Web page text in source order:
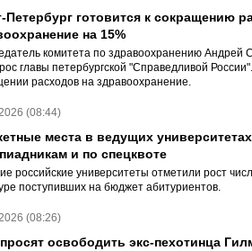
Петербург готовится к сокращению
на 15%
комитета по здравоохранению Андрей
главы петербургской "Справедливой
расходов на здравоохранение.
(08:44)
места в ведущих
и по спецквоте
российские университеты отметили рост
поступивших на бюджет абитуриентов.
(08:26)
освободить экс-пехотинца